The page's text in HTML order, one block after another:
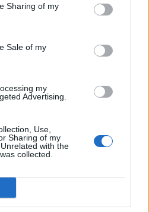
Sharing of my
Sale of my
my
Advertising.
Use,
Sharing of my
with the
collected.
hírarchívumához
előfizetéses
tartalmazza:
2 év napon belüli